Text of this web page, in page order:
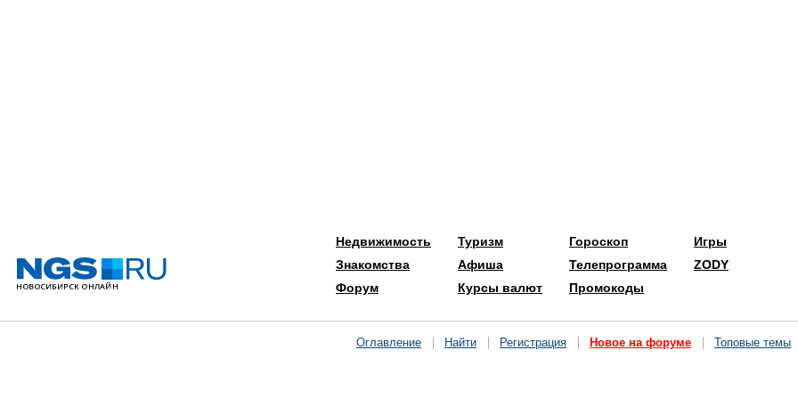
Недвижимость
Знакомства
Форум
Туризм
Афиша
Курсы валют
Гороскоп
Телепрограмма
Промокоды
Игры
ZODY
Оглавление Найти Регистрация Новое на форуме Топовые темы